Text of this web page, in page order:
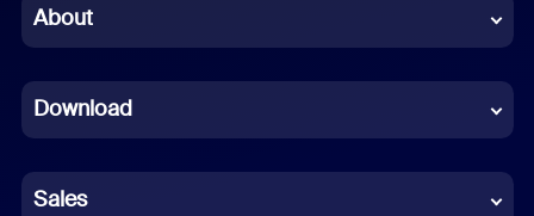
Chinese (Simplified)
French
German
About
Download
Sales